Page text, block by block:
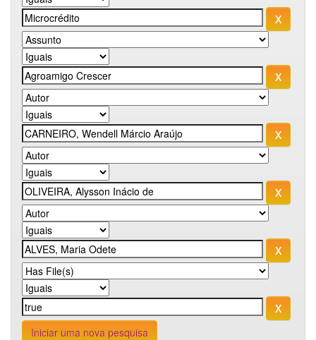
Iniciar uma nova pesquisa